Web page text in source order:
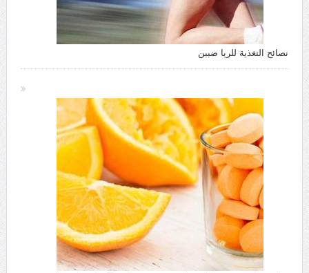
نصائح التغذية للريا ضببن